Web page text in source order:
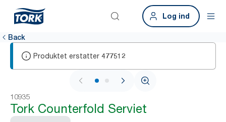
Log ind
Back
Produktet erstatter 477512
1 / 2
10935
Tork Counterfold Serviet